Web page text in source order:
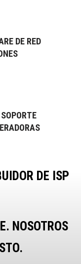
DE RED
DE ISP
NOSOTROS